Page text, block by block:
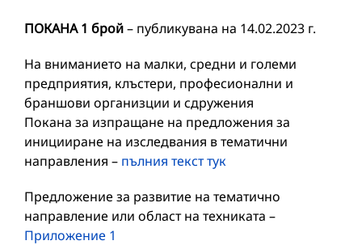
ПОКАНА 1 брой– публикувана на 14.02.2023 г.
На вниманието на малки, средни и големи
предприятия, клъстери, професионални и
браншови организции и сдружения
Покана за изпращане на предложения за
иницииране на изследвания в тематични
направления – пълния текст тук
Предложение за развитие на тематично
направление или област на техниката –
Приложение 1